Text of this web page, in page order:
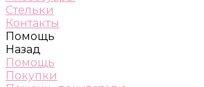
Стельки
Контакты
Помощь
Назад
Помощь
Покупки